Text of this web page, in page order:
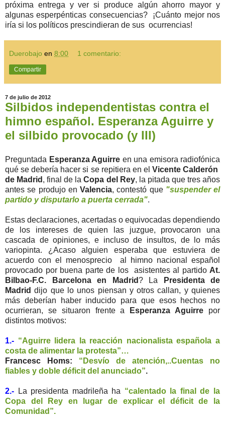
próxima entrega y ver si produce algún ahorro mayor y
algunas esperpénticas consecuencias? ¡Cuánto mejor nos
iría si los políticos prescindieran de sus ocurrencias!
Duerobajo en 8:00 1 comentario:
Compartir
7 de julio de 2012
Silbidos independentistas contra el
himno español. Esperanza Aguirre y
el silbido provocado (y III)
Preguntada Esperanza Aguirre en una emisora radiofónica
qué se debería hacer si se repitiera en el Vicente Calderón
de Madrid , final de laCopa del Rey, la pitada que tres años
antes se produjo en Valencia, contestó que "suspender el
partido y disputarlo a puerta cerrada".
Estas declaraciones, acertadas o equivocadas dependiendo
de los intereses de quien las juzgue, provocaron una
cascada de opiniones, e incluso de insultos, de lo más
variopinta. ¿Acaso alguien esperaba que estuviera de
acuerdo con el menosprecio al himno nacional español
provocado por buena parte de los asistentes al partido At.
Bilbao-F.C. Barcelona en Madrid? La
Presidenta de
Madriddijo que lo unos piensan y otros callan, y quienes
más deberían haber inducido para que esos hechos no
ocurrieran, se situaron frente a
Esperanza Aguirre por
distintos motivos:
1.- “Aguirre lidera la reacción nacionalista española a
costa de alimentar la protesta”…
Francesc Homs: “Desvío de atención,..Cuentas no
fiables y doble déficit del anunciado”.
2.- La presidenta madrileña ha “calentado la final de la
Copa del Rey en lugar de explicar el déficit de la
Comunidad”.